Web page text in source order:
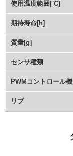
使用温度範囲[˚C]
期待寿命[h]
質量[g]
センサ種類
PWMコントロール
リブ